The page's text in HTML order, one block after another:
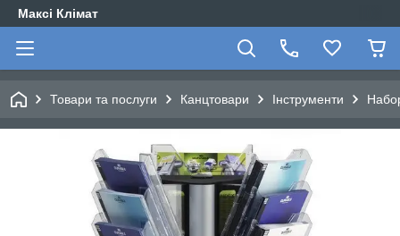
Максі Клімат
Товари та послуги Канцтовари Інструменти